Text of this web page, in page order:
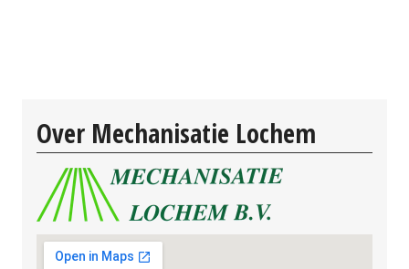
Over Mechanisatie Lochem